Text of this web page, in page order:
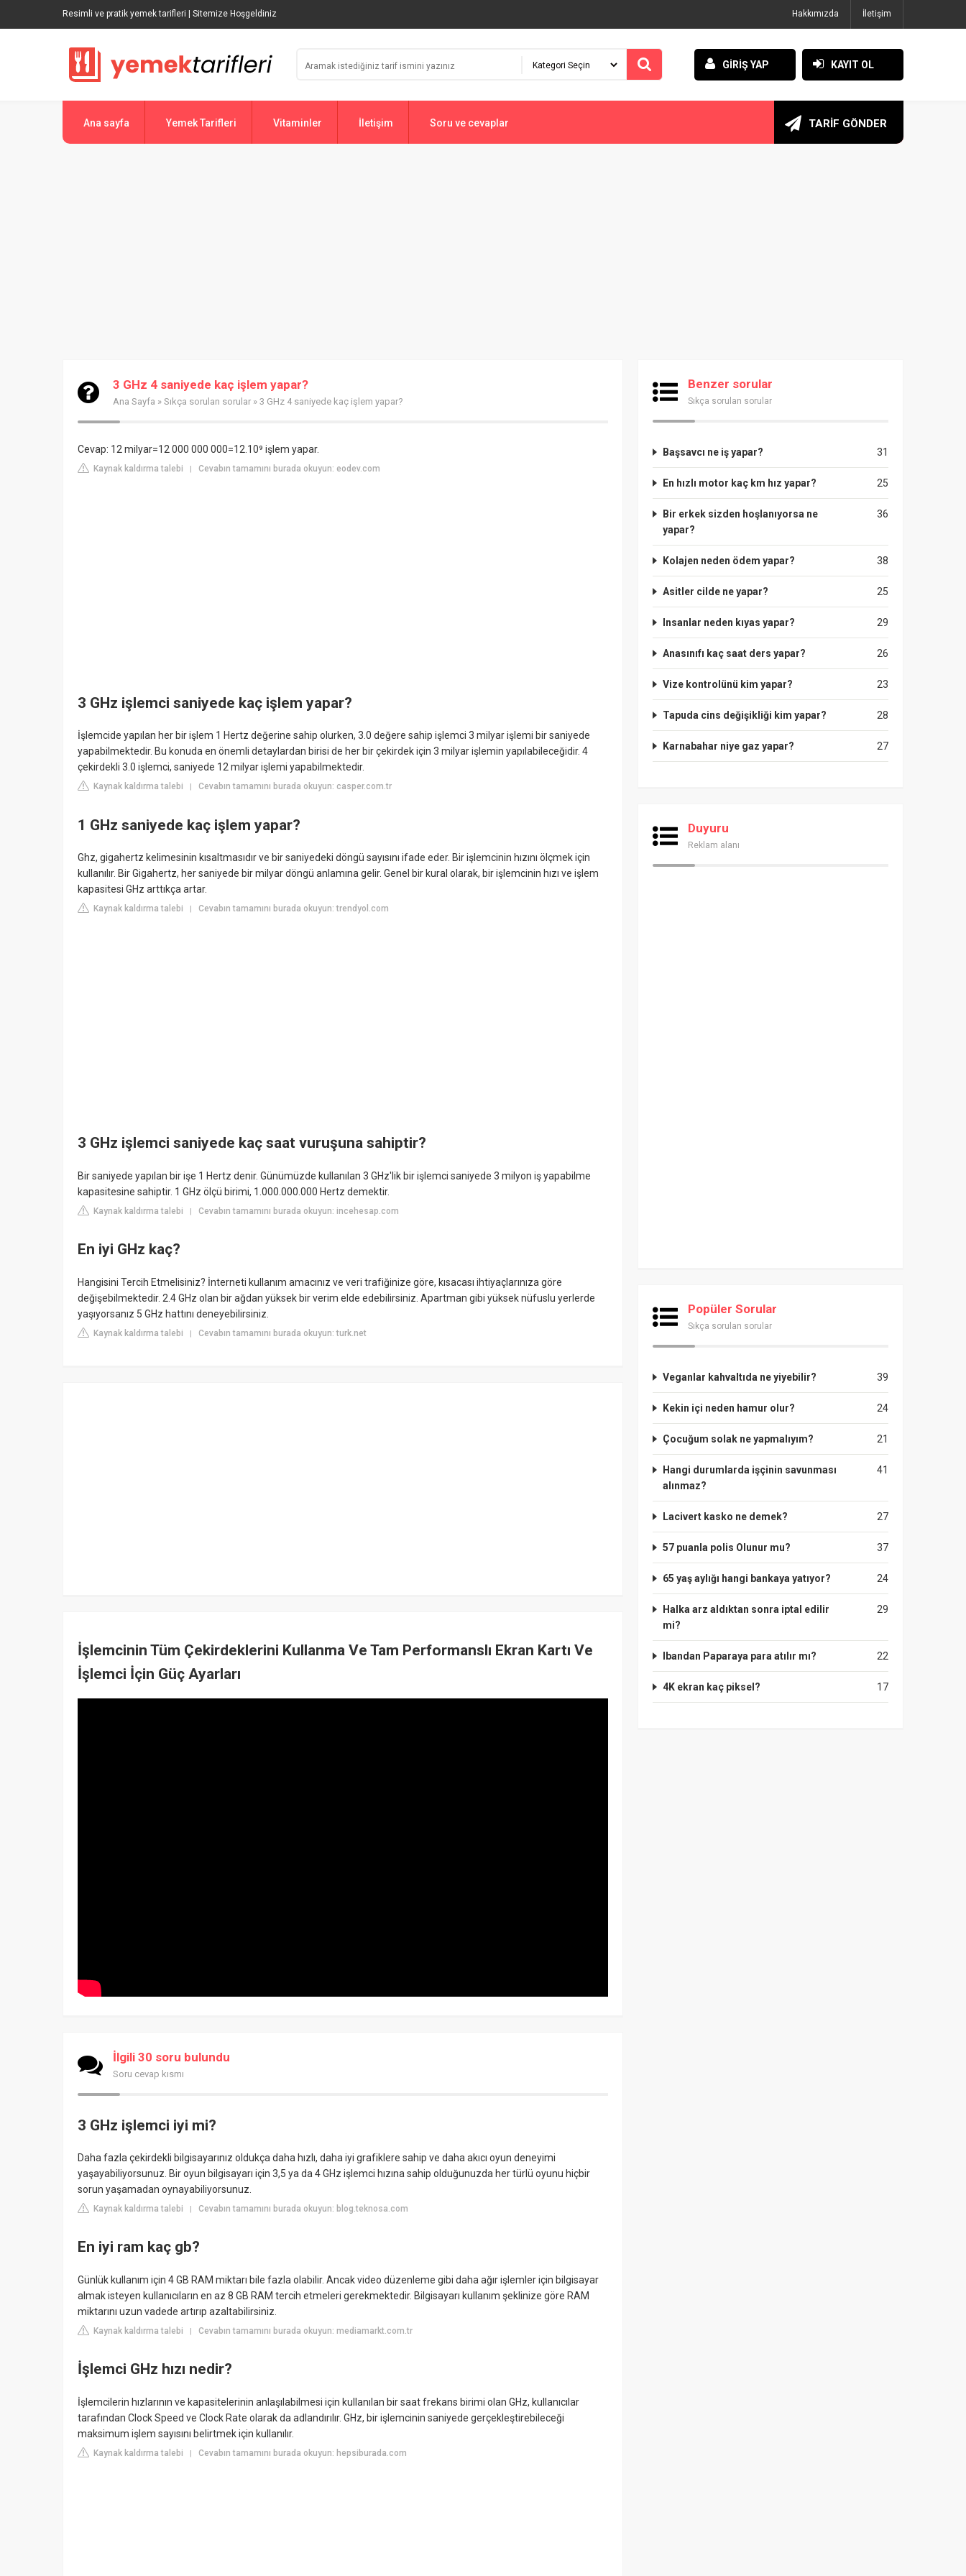
Resimli ve pratik yemek tarifleri | Sitemize Hoşgeldiniz Hakkımızda İletişim
GİRİŞ YAP KAYIT OL
Ana sayfa Yemek Tarifleri Vitaminler İletişim Soru ve cevaplar TARİF GÖNDER
3 GHz 4 saniyede kaç işlem yapar?
Ana Sayfa » Sıkça sorulan sorular » 3 GHz 4 saniyede kaç işlem yapar?
Cevap: 12 milyar=12 000 000 000=12.10⁹ işlem yapar.
Kaynak kaldırma talebi | Cevabın tamamını burada okuyun: eodev.com
3 GHz işlemci saniyede kaç işlem yapar?
İşlemcide yapılan her bir işlem 1 Hertz değerine sahip olurken, 3.0 değere sahip işlemci 3 milyar işlemi bir saniyede
yapabilmektedir. Bu konuda en önemli detaylardan birisi de her bir çekirdek için 3 milyar işlemin yapılabileceğidir. 4
çekirdekli 3.0 işlemci, saniyede 12 milyar işlemi yapabilmektedir.
Kaynak kaldırma talebi Cevabın tamamını burada okuyun: casper.com.tr
1 GHz saniyede kaç işlem yapar?
Ghz, gigahertz kelimesinin kısaltmasıdır ve bir saniyedeki döngü sayısını ifade eder. Bir işlemcinin hızını ölçmek için
kullanılır. Bir Gigahertz, her saniyede bir milyar döngü anlamına gelir. Genel bir kural olarak, bir işlemcinin hızı ve işlem
kapasitesi GHz arttıkça artar.
Kaynak kaldırma talebi Cevabın tamamını burada okuyun: trendyol.com
3 GHz işlemci saniyede kaç saat vuruşuna sahiptir?
Bir saniyede yapılan bir işe 1 Hertz denir. Günümüzde kullanılan 3 GHz'lik bir işlemci saniyede 3 milyon iş yapabilme
kapasitesine sahiptir. 1 GHz ölçü birimi, 1.000.000.000 Hertz demektir.
Kaynak kaldırma talebi | Cevabın tamamını burada okuyun: incehesap.com
En iyi GHz kaç?
Hangisini Tercih Etmelisiniz? İnterneti kullanım amacınız ve veri trafiğinize göre, kısacası ihtiyaçlarınıza göre
değişebilmektedir. 2.4 GHz olan bir ağdan yüksek bir verim elde edebilirsiniz. Apartman gibi yüksek nüfuslu yerlerde
yaşıyorsanız 5 GHz hattını deneyebilirsiniz.
Kaynak kaldırma talebi | Cevabın tamamını burada okuyun: turk.net
İşlemcinin Tüm Çekirdeklerini Kullanma Ve Tam Performanslı Ekran Kartı Ve
İşlemci İçin Güç Ayarları
İlgili 30 soru bulundu
Soru cevap kısmı
3 GHz işlemci iyi mi?
Daha fazla çekirdekli bilgisayarınız oldukça daha hızlı, daha iyi grafiklere sahip ve daha akıcı oyun deneyimi
yaşayabiliyorsunuz. Bir oyun bilgisayarı için 3,5 ya da 4 GHz işlemci hızına sahip olduğunuzda her türlü oyunu hiçbir
sorun yaşamadan oynayabiliyorsunuz.
Kaynak kaldırma talebi | Cevabın tamamını burada okuyun: blog.teknosa.com
En iyi ram kaç gb?
Günlük kullanım için 4 GB RAM miktarı bile fazla olabilir. Ancak video düzenleme gibi daha ağır işlemler için bilgisayar
almak isteyen kullanıcıların en az 8 GB RAM tercih etmeleri gerekmektedir. Bilgisayarı kullanım şeklinize göre RAM
miktarını uzun vadede artırıp azaltabilirsiniz.
Kaynak kaldırma talebi | Cevabın tamamını burada okuyun: mediamarkt.com.tr
İşlemci GHz hızı nedir?
İşlemcilerin hızlarının ve kapasitelerinin anlaşılabilmesi için kullanılan bir saat frekans birimi olan GHz, kullanıcılar
tarafından Clock Speed ve Clock Rate olarak da adlandırılır. GHz, bir işlemcinin saniyede gerçekleştirebileceği
maksimum işlem sayısını belirtmek için kullanılır.
Kaynak kaldırma talebi | Cevabın tamamını burada okuyun: hepsiburada.com
Benzer sorular
Sıkça sorulan sorular
31
Başsavcı ne iş yapar?
25
En hızlı motor kaç km hız yapar?
36
Bir erkek sizden hoşlanıyorsa ne
yapar?
38
Kolajen neden ödem yapar?
25
Asitler cilde ne yapar?
29
Insanlar neden kıyas yapar?
26
Anasınıfı kaç saat ders yapar?
23
Vize kontrolünü kim yapar?
28
Tapuda cins değişikliği kim yapar?
27
Karnabahar niye gaz yapar?
Duyuru
Reklam alanı
Popüler Sorular
Sıkça sorulan sorular
39
Veganlar kahvaltıda ne yiyebilir?
24
Kekin içi neden hamur olur?
21
Çocuğum solak ne yapmalıyım?
41
Hangi durumlarda işçinin savunması
alınmaz?
27
Lacivert kasko ne demek?
37
57 puanla polis Olunur mu?
24
65 yaş aylığı hangi bankaya yatıyor?
29
Halka arz aldıktan sonra iptal edilir
mi?
22
Ibandan Paparaya para atılır mı?
17
4K ekran kaç piksel?